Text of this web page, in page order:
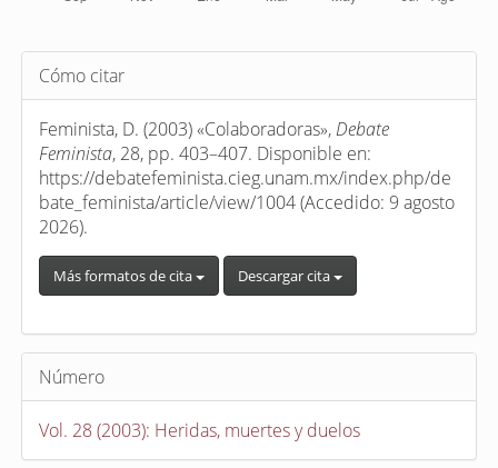
Detalles
del
artículo
Cómo citar
Feminista, D. (2003) «Colaboradoras», Debate
Feminista, 28, pp. 403–407. Disponible en:
https://debatefeminista.cieg.unam.mx/index.php/de
bate_feminista/article/view/1004 (Accedido: 9 agosto
2026).
Más formatos de cita Descargar cita
Número
Vol. 28 (2003): Heridas, muertes y duelos